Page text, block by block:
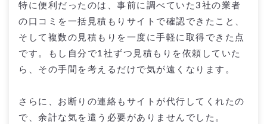
特に便利だったのは、事前に調べていた3社の業者
の口コミを一括見積もりサイトで確認できたこと、
そして複数の見積もりを一度に手軽に取得できた点
です。もし自分で1社ずつ見積もりを依頼していた
ら、その手間を考えるだけで気が遠くなります。
さらに、お断りの連絡もサイトが代行してくれたの
で、余計な気を遣う必要がありませんでした。